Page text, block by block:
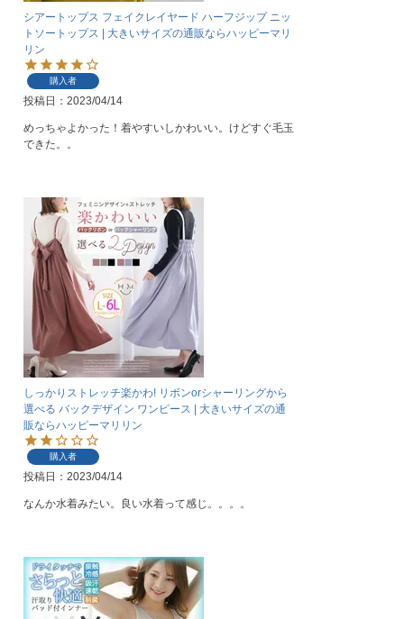
シアートップス フェイクレイヤード ハーフジップ ニッ
トソートップス | 大きいサイズの通販ならハッピーマリ
リン
購入者
投稿日 2023/04/14
めっちゃよかった！着やすいしかわいい。けどすぐ毛玉
できた。。
しっかりストレッチ楽かわ! リボンorシャーリングから
選べる バックデザイン ワンピース | 大きいサイズの通
販ならハッピーマリリン
購入者
投稿日 2023/04/14
なんか水着みたい。良い水着って感じ。。。。